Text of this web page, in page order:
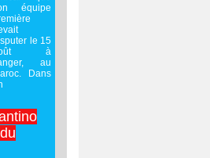
équipe
le 15
à
au
Dans